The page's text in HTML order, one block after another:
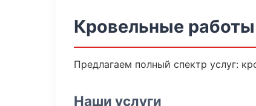
Кровельные работы
Предлагаем полный спектр услуг:
Наши услуги